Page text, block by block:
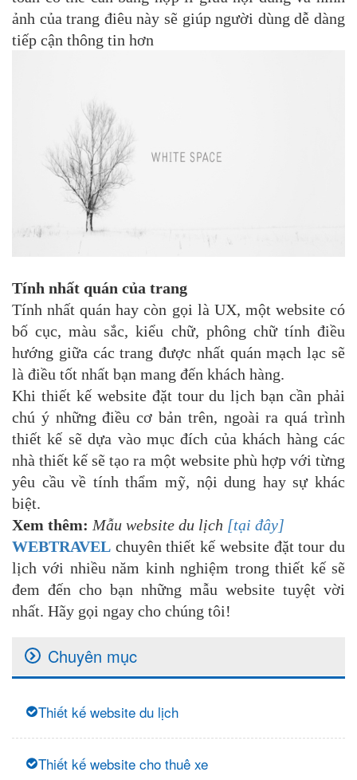
ảnh của trang điêu này sẽ giúp người dùng dễ dàng
tiếp cận thông tin hơn
Tính nhất quán của trang
Tính nhất quán hay còn gọi là UX, một website có
bố cục, màu sắc, kiểu chữ, phông chữ tính điều
hướng giữa các trang được nhất quán mạch lạc sẽ
là điều tốt nhất bạn mang đến khách hàng.
Khi thiết kế website đặt tour du lịch bạn cần phải
chú ý những điều cơ bản trên, ngoài ra quá trình
thiết kế sẽ dựa vào mục đích của khách hàng các
nhà thiết kế sẽ tạo ra một website phù hợp với từng
yêu cầu về tính thẩm mỹ, nội dung hay sự khác
biệt.
Xem thêm: Mẫu website du lịch [tại đây]
WEBTRAVEL chuyên thiết kế website đặt tour du
lịch với nhiều năm kinh nghiệm trong thiết kế sẽ
đem đến cho bạn những mẫu website tuyệt vời
nhất. Hãy gọi ngay cho chúng tôi!
Chuyên mục
Thiết kế website du lịch
Thiết kế website cho thuê xe